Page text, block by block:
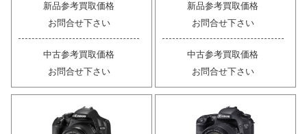
新品参考買取価格
お問合せ下さい
中古参考買取価格
お問合せ下さい
新品参考買取価格
お問合せ下さい
中古参考買取価格
お問合せ下さい